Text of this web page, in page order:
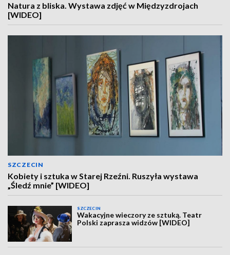
Natura z bliska. Wystawa zdjęć w Międzyzdrojach
[WIDEO]
SZCZECIN
Kobiety i sztuka w Starej Rzeźni. Ruszyła wystawa
„Śledź mnie” [WIDEO]
SZCZECIN
Wakacyjne wieczory ze sztuką. Teatr
Polski zaprasza widzów [WIDEO]